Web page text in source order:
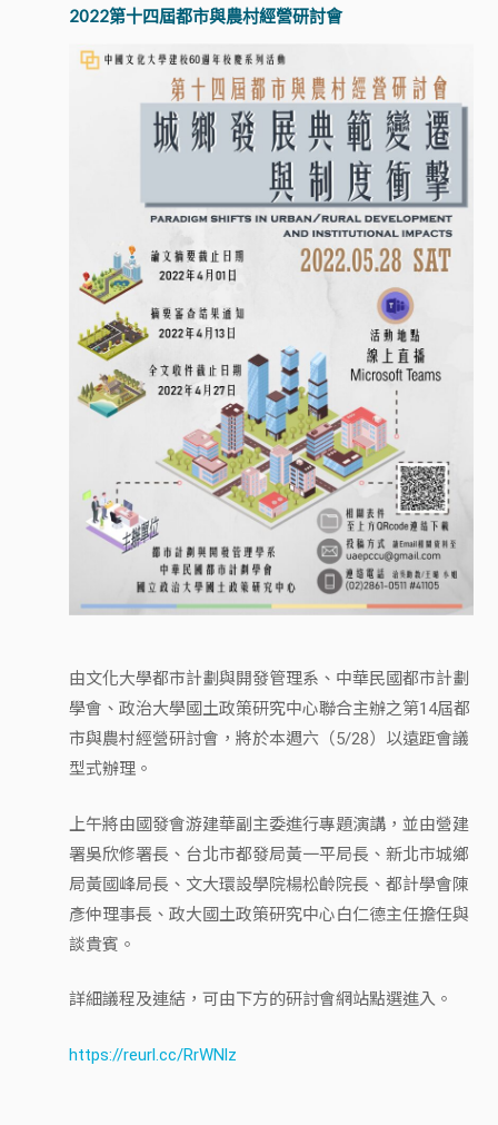
2022第十四屆都市與農村經營研討會
由文化大學都市計劃與開發管理系、中華民國都市計劃
學會、政治大學國土政策研究中心聯合主辦之第14屆都
市與農村經營研討會，將於本週六（5/28）以遠距會議
型式辦理。
上午將由國發會游建華副主委進行專題演講，並由營建
署吳欣修署長、台北市都發局黃一平局長、新北市城鄉
局黃國峰局長、文大環設學院楊松齡院長、都計學會陳
彥仲理事長、政大國土政策研究中心白仁德主任擔任與
談貴賓。
詳細議程及連結，可由下方的研討會網站點選進入。
https://reurl.cc/RrWNlz